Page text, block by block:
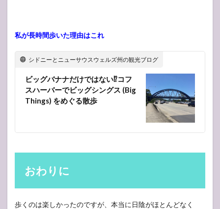
私が長時間歩いた理由はこれ
シドニーとニューサウスウェルズ州の観光ブログ
ビッグバナナだけではない⁉︎コフ
スハーバーでビッグシングス (Big
Things) をめぐる散歩
おわりに
歩くのは楽しかったのですが、本当に日陰がほとんどなく